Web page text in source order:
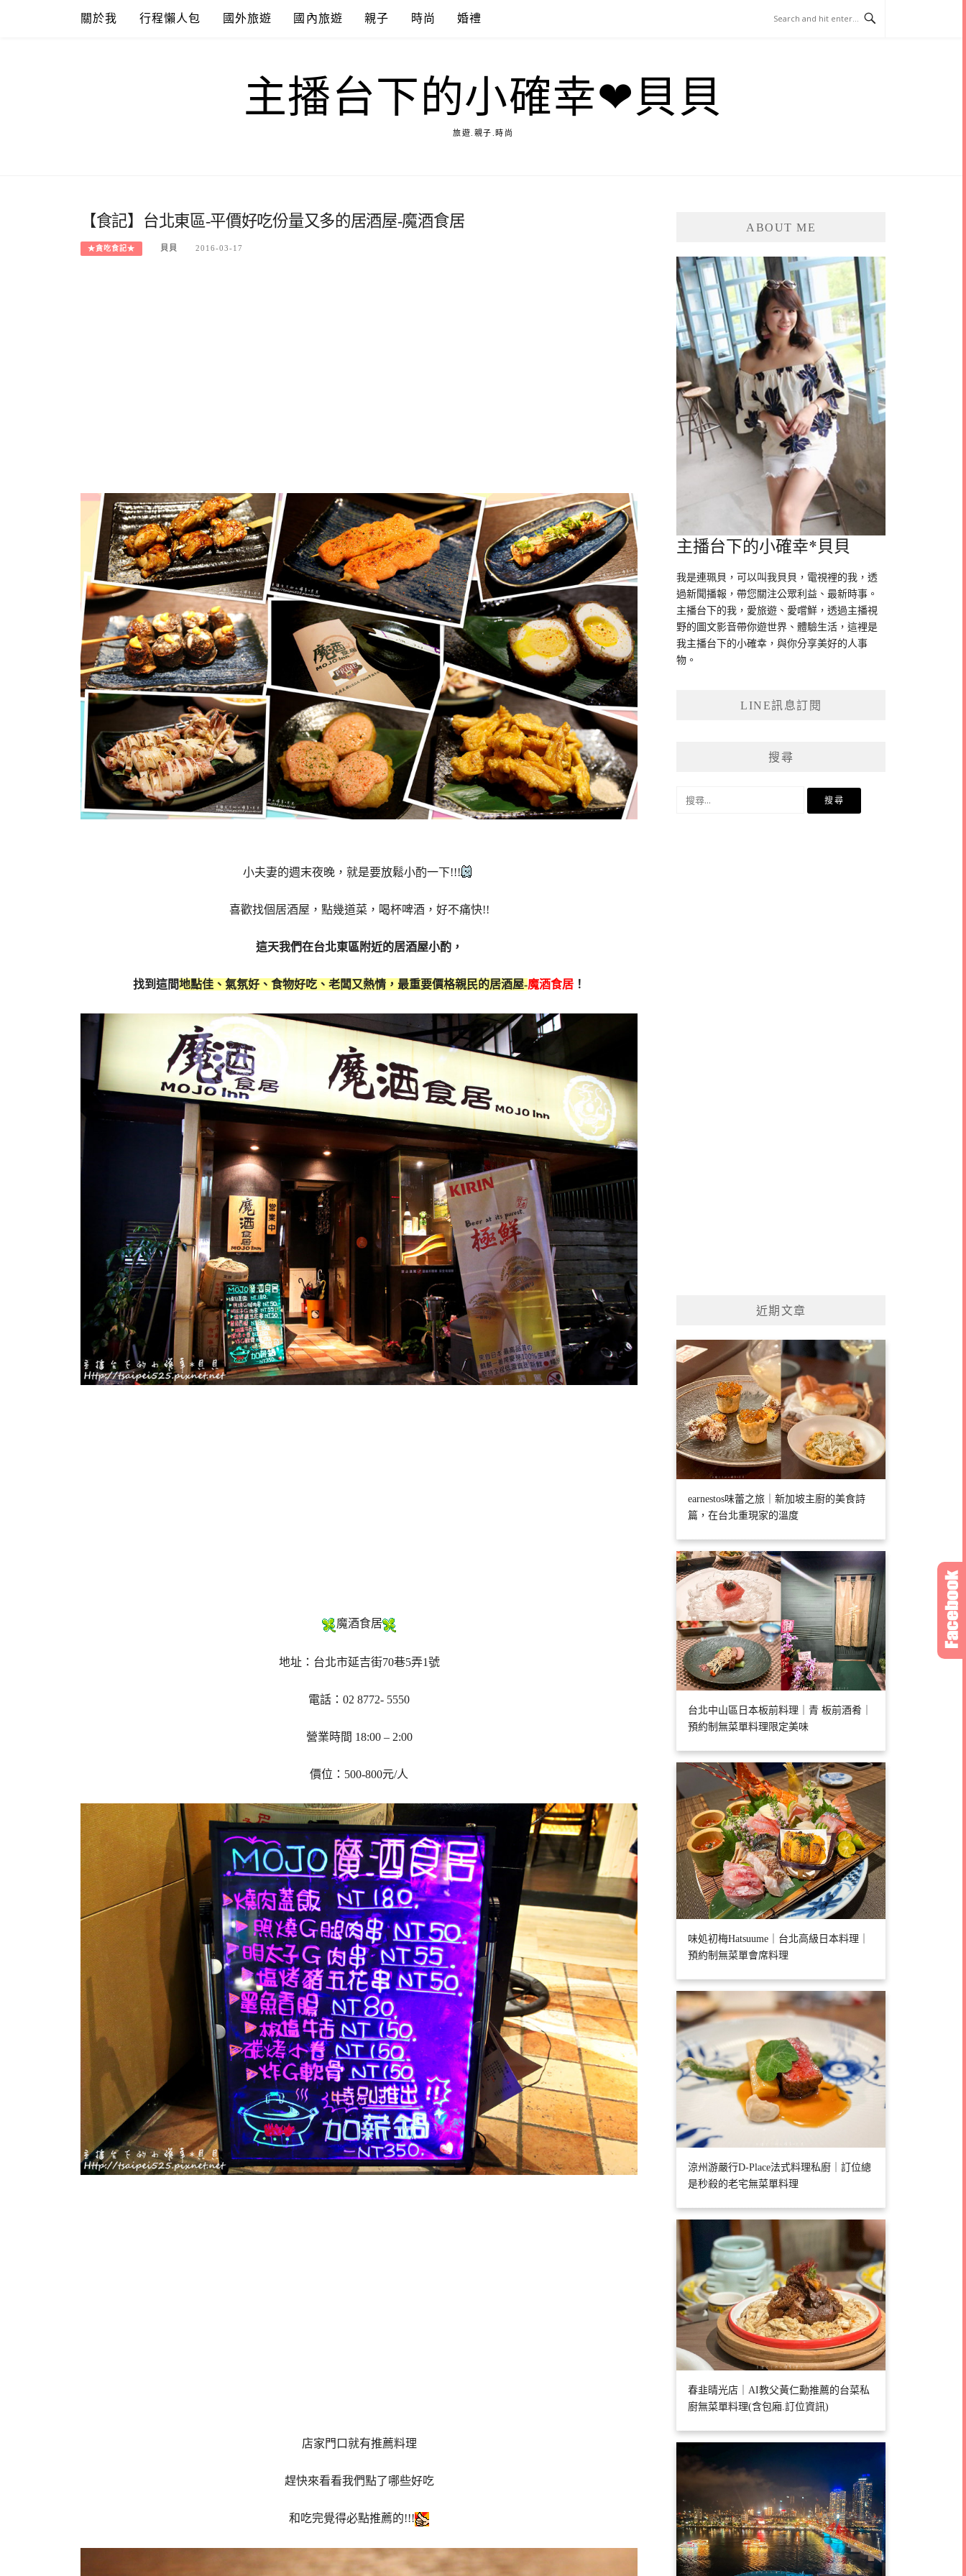
關於我 行程懶人包 國外旅遊 國內旅遊 親子 時尚 婚禮
主播台下的小確幸❤貝貝
旅遊.親子.時尚
【食記】台北東區-平價好吃份量又多的居酒屋-魔酒食居
★貪吃食記★ 貝貝 2016-03-17
小夫妻的週末夜晚，就是要放鬆小酌一下!!!
喜歡找個居酒屋，點幾道菜，喝杯啤酒，好不痛快!!
這天我們在台北東區附近的居酒屋小酌，
找到這間地點佳、氣氛好、食物好吃、老闆又熱情，最重要價格親民的居酒屋-魔酒食居 ！
魔酒食居
地址：台北市延吉街70巷5弄1號
電話：02 8772- 5550
營業時間 18:00 – 2:00
價位：500-800元/人
店家門口就有推薦料理
趕快來看看我們點了哪些好吃
和吃完覺得必點推薦的!!!
ABOUT ME
主播台下的小確幸*貝貝
我是連珮貝，可以叫我貝貝，電視裡的我，透
過新聞播報，帶您關注公眾利益、最新時事。
主播台下的我，愛旅遊、愛嚐鮮，透過主播視
野的圖文影音帶你遊世界、體驗生活，這裡是
我主播台下的小確幸，與你分享美好的人事
物。
LINE訊息訂閱
搜尋
近期文章
earnestos味蕾之旅｜新加坡主廚的美食詩
篇，在台北重現家的溫度
台北中山區日本板前料理｜青 板前酒肴｜
預約制無菜單料理限定美味
味処初梅Hatsuume｜台北高級日本料理｜
預約制無菜單會席料理
涼州游嚴行D-Place法式料理私廚｜訂位總
是秒殺的老宅無菜單料理
春韭晴光店｜AI教父黃仁勳推薦的台菜私
廚無菜單料理(含包廂.訂位資訊)